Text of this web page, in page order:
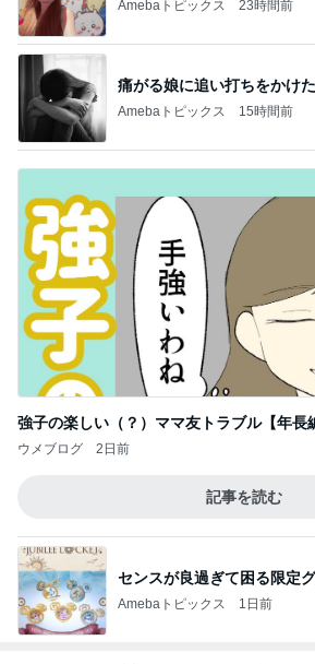
Amebaトピックス 23時間前
痛がる娘に追い打ちをかけ
Amebaトピックス 15時間前
強子の楽しい（？）ママ友トラブル【年長
ウメブログ 2日前
記事を読む
センスが良過ぎて困る限定
Amebaトピックス 1日前